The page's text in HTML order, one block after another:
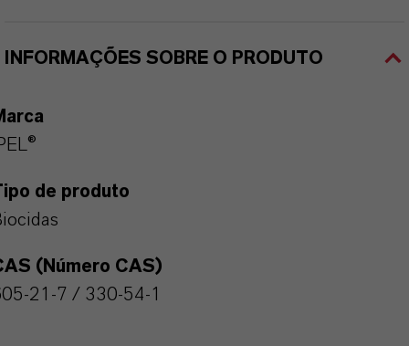
INFORMAÇÕES SOBRE O PRODUTO
de produto
(Número CAS)
21-7 / 330-54-1